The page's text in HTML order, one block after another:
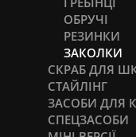
ОБРУЧІ
РЕЗИНКИ
ЗАКОЛКИ
СКРАБ ДЛЯ
СТАЙЛІНГ
ЗАСОБИ ДЛЯ
СПЕЦЗАСОБИ